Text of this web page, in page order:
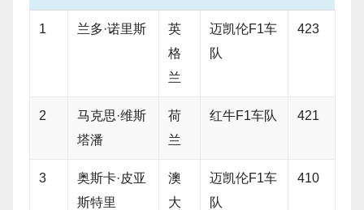
1 兰多·诺里斯
英
格
兰
迈凯伦F1车
队
423
2
马克思·维斯
塔潘
荷
兰
红牛F1车队 421
3
奥斯卡·皮亚
斯特里
澳
大
迈凯伦F1车
队
410